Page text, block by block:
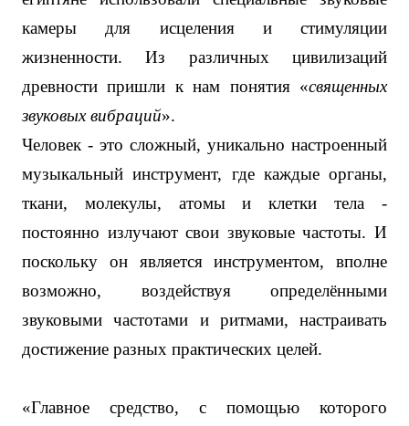
камеры для исцеления и стимуляции
жизненности. Из различных цивилизаций
древности пришли к нам понятия «священных
звуковых вибраций».
Человек - это сложный, уникально настроенный
музыкальный инструмент, где каждые органы,
ткани, молекулы, атомы и клетки тела -
постоянно излучают свои звуковые частоты. И
поскольку он является инструментом, вполне
возможно, воздействуя определёнными
звуковыми частотами и ритмами, настраивать
достижение разных практических целей.
«Главное средство, с помощью которого